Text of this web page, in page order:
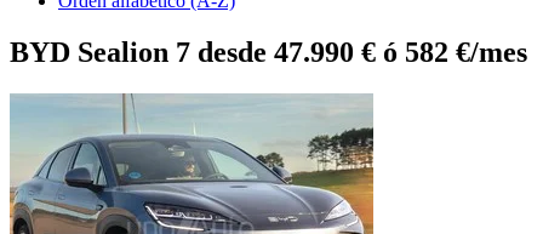
BYD Sealion 7 desde 47.990 € ó 582 €/mes